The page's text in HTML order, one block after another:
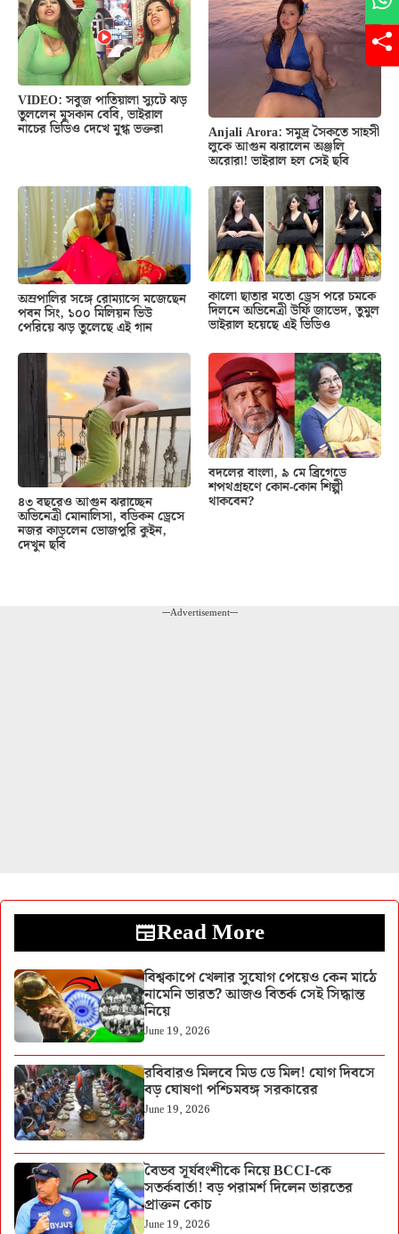
VIDEO: সবুজ পাতিয়ালা স্যুটে ঝড়
তুললেন মুসকান বেবি, ভাইরাল
নাচের ভিডিও দেখে মুগ্ধ ভক্তরা Anjali Arora: সমুদ্র সৈকতে সাহসী
লুকে আগুন ঝরালেন অঞ্জলি
অরোরা! ভাইরাল হল সেই ছবি
অম্রপালির সঙ্গে রোম্যান্সে মজেছেন
পবন সিং, ১০০ মিলিয়ন ভিউ
পেরিয়ে ঝড় তুলেছে এই গান
কালো ছাতার মতো ড্রেস পরে চমকে
দিলনে অভিনেত্রী উর্ফি জাভেদ, তুমুল
ভাইরাল হয়েছে এই ভিডিও
৪৩ বছরেও আগুন ঝরাচ্ছেন
অভিনেত্রী মোনালিসা, বডিকন ড্রেসে
নজর কাড়লেন ভোজপুরি কুইন,
দেখুন ছবি
বদলের বাংলা, ৯ মে ব্রিগেডে
শপথগ্রহণে কোন-কোন শিল্পী
থাকবেন?
---Advertisement---
Read More
বিশ্বকাপে খেলার সুযোগ পেয়েও কেন মাঠে
নামেনি ভারত? আজও বিতর্ক সেই সিদ্ধান্ত
নিয়ে
June 19, 2026
রবিবারও মিলবে মিড ডে মিল! যোগ দিবসে
বড় ঘোষণা পশ্চিমবঙ্গ সরকারের
June 19, 2026
বৈভব সূর্যবংশীকে নিয়ে BCCI-কে
সতর্কবার্তা! বড় পরামর্শ দিলেন ভারতের
প্রাক্তন কোচ
June 19, 2026